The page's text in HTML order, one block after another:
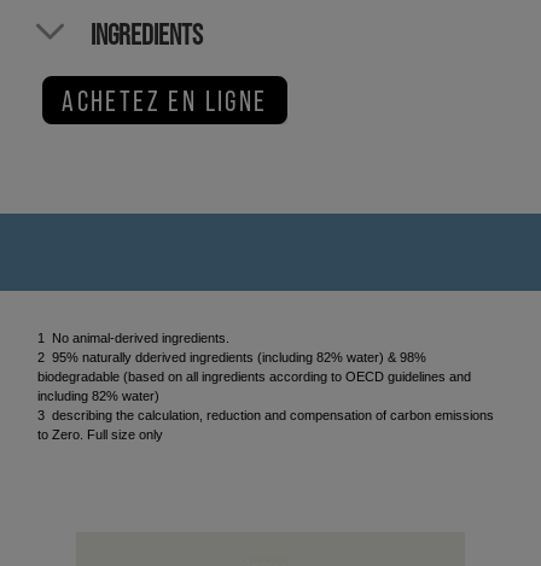
INGREDIENTS
ACHETEZ EN LIGNE
1 No animal-derived ingredients.
2 95% naturally dderived ingredients (including 82% water) & 98%
biodegradable (based on all ingredients according to OECD guidelines and
including 82% water)
3 describing the calculation, reduction and compensation of carbon emissions
to Zero. Full size only